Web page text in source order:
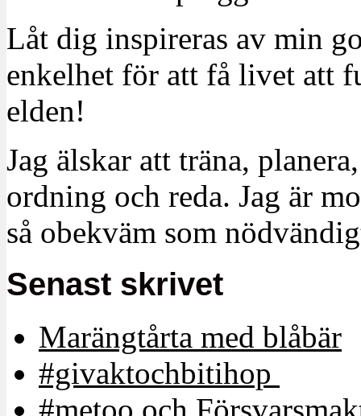
Låt dig inspireras av min
enkelhet för att få livet att
elden!
Jag älskar att träna,
ordning och reda. Jag är
så obekväm som
Senast skrivet
Marängtårta med blåbär
#givaktochbitihop
#metoo och